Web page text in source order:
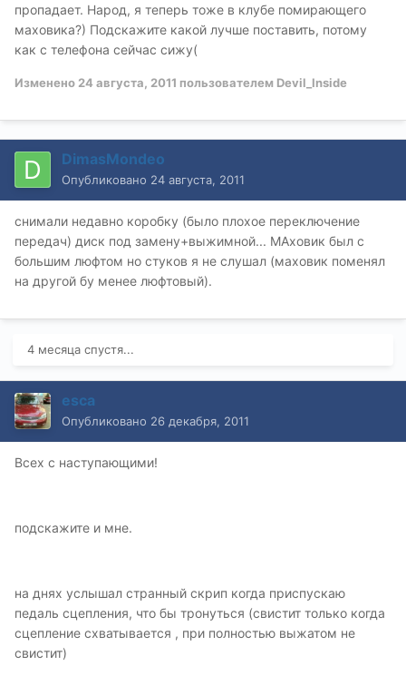
пропадает. Народ, я теперь тоже в клубе помирающего
маховика?) Подскажите какой лучше поставить, потому
как с телефона сейчас сижу(
Изменено 24 августа, 2011 пользователем Devil_Inside
DimasMondeo
Опубликовано 24 августа, 2011
снимали недавно коробку (было плохое переключение
передач) диск под замену+выжимной... МАховик был с
большим люфтом но стуков я не слушал (маховик поменял
на другой бу менее люфтовый).
4 месяца спустя...
esca
Опубликовано 26 декабря, 2011
Всех с наступающими!
подскажите и мне.
на днях услышал странный скрип когда приспускаю
педаль сцепления, что бы тронуться (свистит только когда
сцепление схватывается , при полностью выжатом не
свистит)